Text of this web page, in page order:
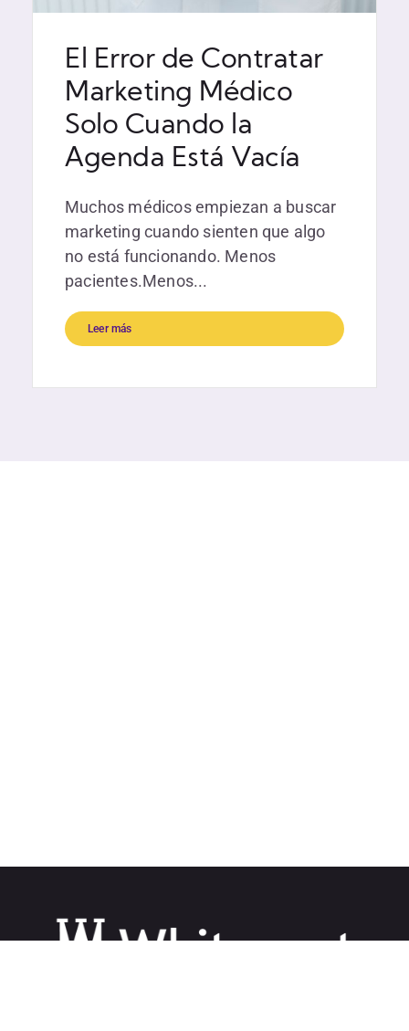
El Error de Contratar
Marketing Médico
Solo Cuando la
Agenda Está Vacía
Muchos médicos empiezan a buscar
marketing cuando sienten que algo
no está funcionando. Menos
pacientes.Menos...
Leer más